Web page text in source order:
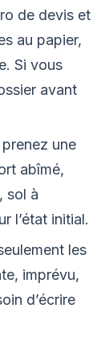
de devis et
au papier,
Si vous
avant
une
abîmé,
sol à
l’état initial.
les
imprévu,
d’écrire